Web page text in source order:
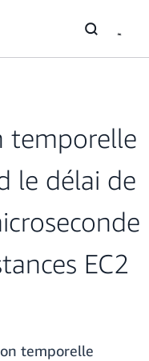
temporelle
le délai de
EC2
temporelle